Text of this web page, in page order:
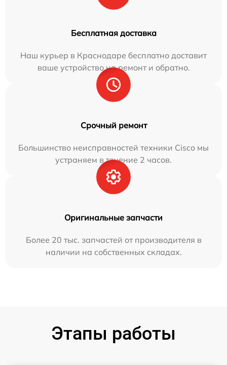
Бесплатная доставка
Наш курьер в Краснодаре бесплатно доставит
ваше устройство на ремонт и обратно.
Срочный ремонт
Большинство неисправностей техники Cisco мы
устраняем в течение 2 часов.
Оригинальные запчасти
Более 20 тыс. запчастей от производителя в
наличии на собственных складах.
Этапы работы